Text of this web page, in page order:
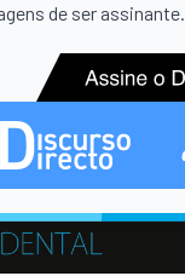
de ser assinante.